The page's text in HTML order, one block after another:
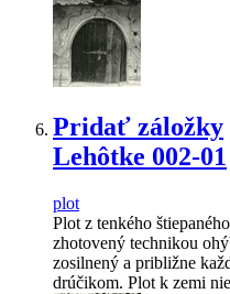
Pridať záložky
Lehôtke 002-01
plot
Plot z tenkého
zhotovený technikou
zosilnený a približne
drúčikom. Plot k zemi